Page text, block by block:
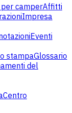
camperAffitti
Impresa
Eventi
stampaGlossario
del
Centro